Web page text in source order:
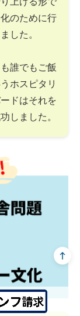
のために行
した。
誰でもご飯
ホスピタリ
ドはそれを
しました。